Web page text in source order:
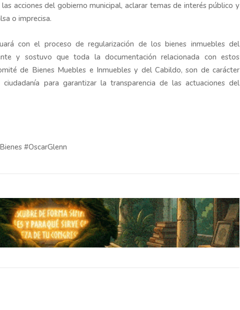
acciones del gobierno municipal, aclarar temas de interés público y
o imprecisa.
con el proceso de regularización de los bienes inmuebles del
y sostuvo que toda la documentación relacionada con estos
de Bienes Muebles e Inmuebles y del Cabildo, son de carácter
para garantizar la transparencia de las actuaciones del
#OscarGlenn